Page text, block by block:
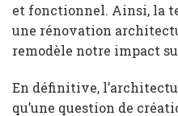
et fonctionnel. Ainsi, la
une rénovation
remodèle notre impact
En définitive,
qu’une question de